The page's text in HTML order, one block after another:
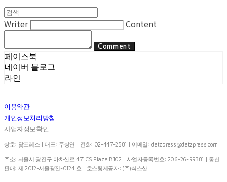
Writer Content
Comment
페이스북
네이버 블로그
라인
이용약관
개인정보처리방침
사업자정보확인
상호: 닻프레스 | 대표: 주상연 | 전화: 02-447-2581 | 이메일:datzpress@datzpress.com
주소: 서울시 광진구 아차산로 471 CS Plaza B102 | 사업자등록번호: 206-26-99381 | 통신
판매: 제 2012-서울광진-0124 호 | 호스팅제공자: (주)식스샵